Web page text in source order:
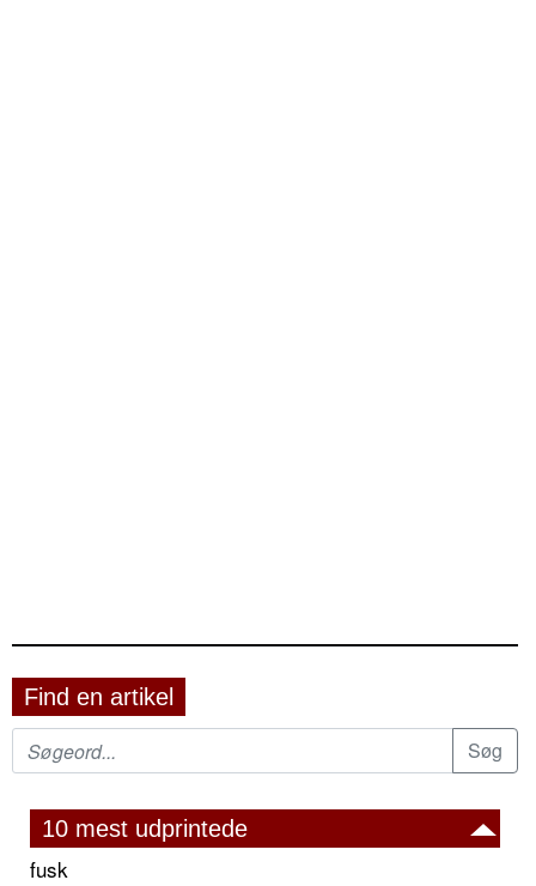
Find en artikel
10 mest udprintede
fusk